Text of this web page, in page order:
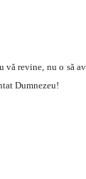
vă revine, nu o să
Dumnezeu!